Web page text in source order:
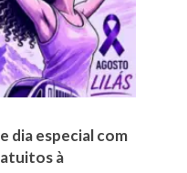
dia especial com
à